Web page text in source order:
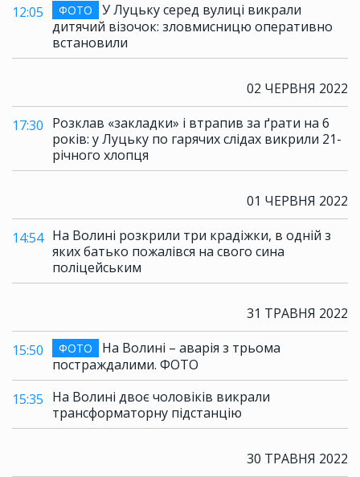
12:05 ФОТО
У Луцьку серед вулиці викрали
дитячий візочок: зловмисницю оперативно
встановили
02 ЧЕРВНЯ 2022
17:30 Розклав «закладки» і втрапив за ґрати на 6
років: у Луцьку по гарячих слідах викрили 21-
річного хлопця
01 ЧЕРВНЯ 2022
14:54 На Волині розкрили три крадіжки, в одній з
яких батько пожалівся на свого сина
поліцейським
31 ТРАВНЯ 2022
15:50 ФОТО
На Волині – аварія з трьома
постраждалими. ФОТО
15:35 На Волині двоє чоловіків викрали
трансформаторну підстанцію
30 ТРАВНЯ 2022